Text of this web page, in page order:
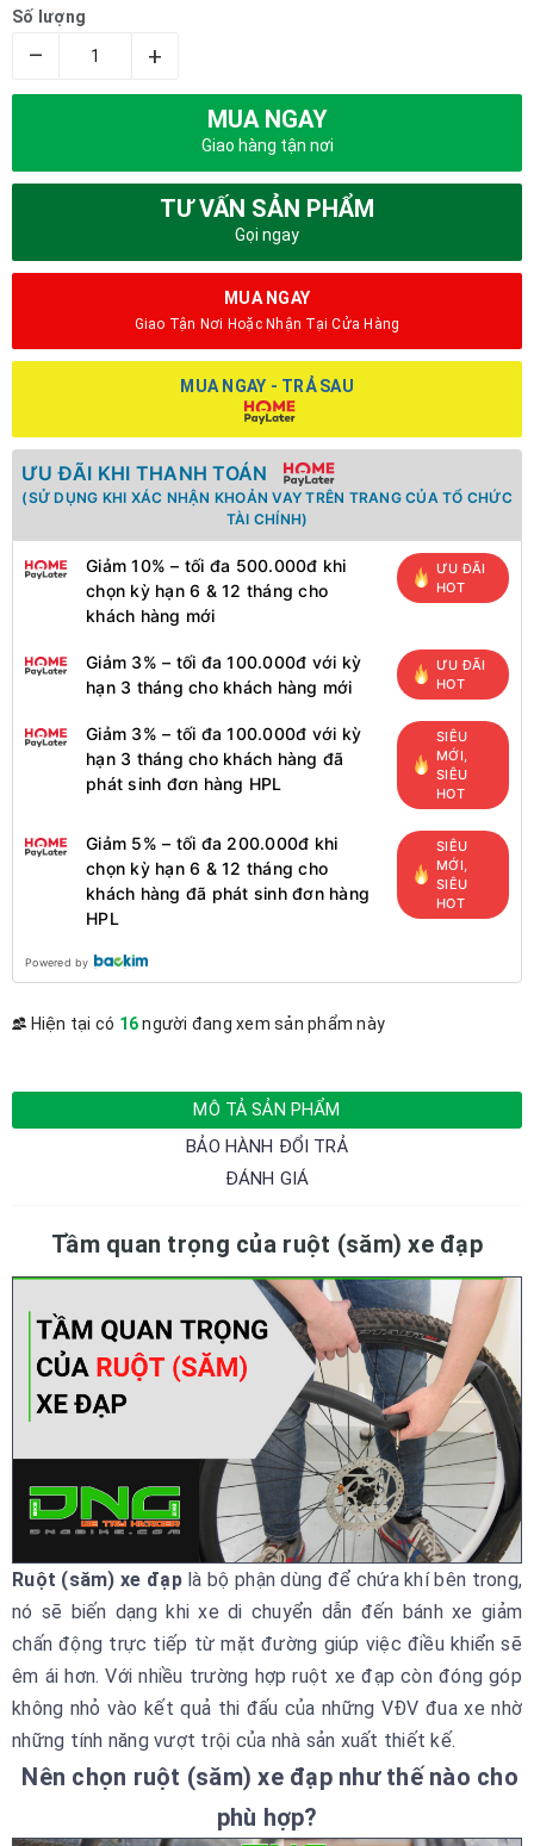
Số lượng
– +
MUA NGAY
Giao hàng tận nơi
TƯ VẤN SẢN PHẨM
Gọi ngay
MUA NGAY
Giao Tận Nơi Hoặc Nhận Tại Cửa Hàng
MUA NGAY - TRẢ SAU
ƯU ĐÃI KHI THANH TOÁN
(SỬ DỤNG KHI XÁC NHẬN KHOẢN VAY TRÊN TRANG CỦA TỔ CHỨC
TÀI CHÍNH)
Giảm 10% – tối đa 500.000đ khi
chọn kỳ hạn 6 & 12 tháng cho
khách hàng mới
ƯU ĐÃI
HOT
Giảm 3% – tối đa 100.000đ với kỳ
hạn 3 tháng cho khách hàng mới
ƯU ĐÃI
HOT
Giảm 3% – tối đa 100.000đ với kỳ
hạn 3 tháng cho khách hàng đã
phát sinh đơn hàng HPL
SIÊU
MỚI,
SIÊU
HOT
Giảm 5% – tối đa 200.000đ khi
chọn kỳ hạn 6 & 12 tháng cho
khách hàng đã phát sinh đơn hàng
HPL
SIÊU
MỚI,
SIÊU
HOT
Powered by
Hiện tại có 16người đang xem sản phẩm này
MÔ TẢ SẢN PHẨM
BẢO HÀNH ĐỔI TRẢ
ĐÁNH GIÁ
Tầm quan trọng của ruột (săm) xe đạp
Ruột (săm) xe đạplà bộ phận dùng để chứa khí bên trong,
nó sẽ biến dạng khi xe di chuyển dẫn đến bánh xe giảm
chấn động trực tiếp từ mặt đường giúp việc điều khiển sẽ
êm ái hơn. Với nhiều trường hợp ruột xe đạp còn đóng góp
không nhỏ vào kết quả thi đấu của những VĐV đua xe nhờ
những tính năng vượt trội của nhà sản xuất thiết kế.
Nên chọn ruột (săm) xe đạp như thế nào cho
phù hợp?